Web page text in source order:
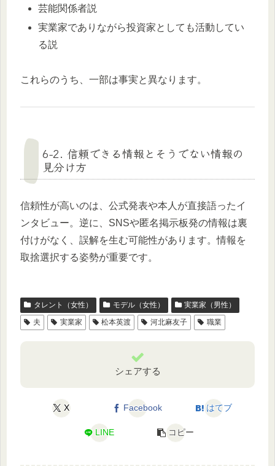
芸能関係者説
実業家でありながら投資家としても活動してい
る説
これらのうち、一部は事実と異なります。
6-2. 信頼できる情報とそうでない情報の
見分け方
信頼性が高いのは、公式発表や本人が直接語ったイ
ンタビュー。逆に、SNSや匿名掲示板発の情報は裏
付けがなく、誤解を生む可能性があります。情報を
取捨選択する姿勢が重要です。
タレント（女性） モデル（女性）
実業家（男性）
夫
実業家 松本英渡 河北麻友子 職業
シェアする
X Facebook はてブ
LINE コピー